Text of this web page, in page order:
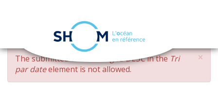
Skip
main
content
navigation
×
ERROR
MESSAGE
The submitted value changed DESCin the Tri
par dateelement is not allowed.